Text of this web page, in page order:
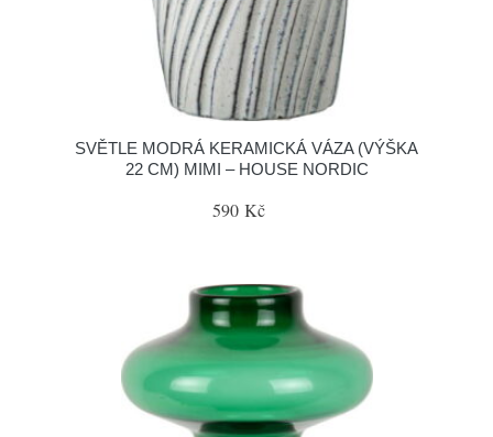
SVĚTLE MODRÁ KERAMICKÁ VÁZA (VÝŠKA
22 CM) MIMI – HOUSE NORDIC
590 Kč